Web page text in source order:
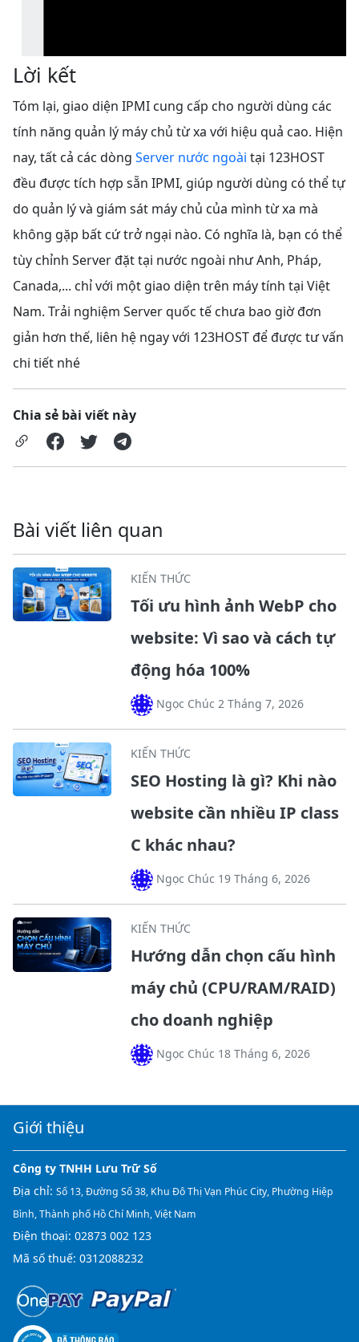
Lời kết
Tóm lại, giao diện IPMI cung cấp cho người dùng các
tính năng quản lý máy chủ từ xa với hiệu quả cao. Hiện
nay, tất cả các dòng Server nước ngoài tại 123HOST
đều được tích hợp sẵn IPMI, giúp người dùng có thể tự
do quản lý và giám sát máy chủ của mình từ xa mà
không gặp bất cứ trở ngại nào. Có nghĩa là, bạn có thể
tùy chỉnh Server đặt tại nước ngoài như Anh, Pháp,
Canada,... chỉ với một giao diện trên máy tính tại Việt
Nam. Trải nghiệm Server quốc tế chưa bao giờ đơn
giản hơn thế, liên hệ ngay với 123HOST để được tư vấn
chi tiết nhé
Chia sẻ bài viết này
Bài viết liên quan
KIẾN THỨC
Tối ưu hình ảnh WebP cho
website: Vì sao và cách tự
động hóa 100%
Ngọc Chúc 2 Tháng 7, 2026
KIẾN THỨC
SEO Hosting là gì? Khi nào
website cần nhiều IP class
C khác nhau?
Ngọc Chúc 19 Tháng 6, 2026
KIẾN THỨC
Hướng dẫn chọn cấu hình
máy chủ (CPU/RAM/RAID)
cho doanh nghiệp
Ngọc Chúc 18 Tháng 6, 2026
Giới thiệu
Công ty TNHH Lưu Trữ Số
Địa chỉ: Số 13, Đường Số 38, Khu Đô Thị Vạn Phúc City, Phường Hiệp
Bình, Thành phố Hồ Chí Minh, Việt Nam
Điện thoại: 02873 002 123
Mã số thuế: 0312088232